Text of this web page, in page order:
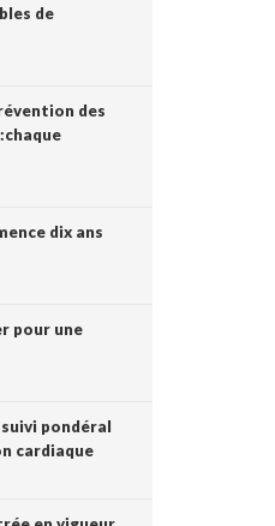
de
des
dix ans
pour une
pondéral
cardiaque